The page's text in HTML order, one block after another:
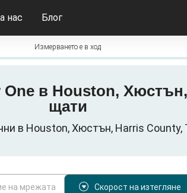
нас Блог
Измерването е в ход
One в Houston,
щати
в Houston, Хюстън, Harris
на мрежата Скорост на изтегляне